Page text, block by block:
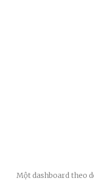
Một dashboard theo